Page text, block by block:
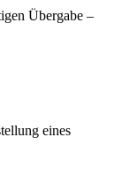
Übergabe –
eines